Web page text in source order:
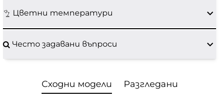
Цветни температури
Често задавани въпроси
Сходни модели Разгледани